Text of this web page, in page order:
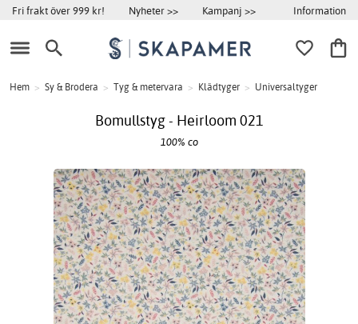
Fri frakt över 999 kr! Nyheter >> Kampanj >> Information
Hem > Sy & Brodera > Tyg & metervara > Klädtyger > Universaltyger
Bomullstyg - Heirloom 021
100% co